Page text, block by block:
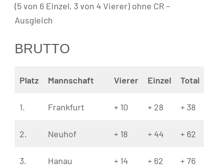
(5 von 6 Einzel, 3 von 4 Vierer) ohne CR –
Ausgleich
BRUTTO
Platz Mannschaft Vierer Einzel Total
1. Frankfurt + 10 + 28 + 38
2. Neuhof + 18 + 44 + 62
3. Hanau + 14 + 62 + 76